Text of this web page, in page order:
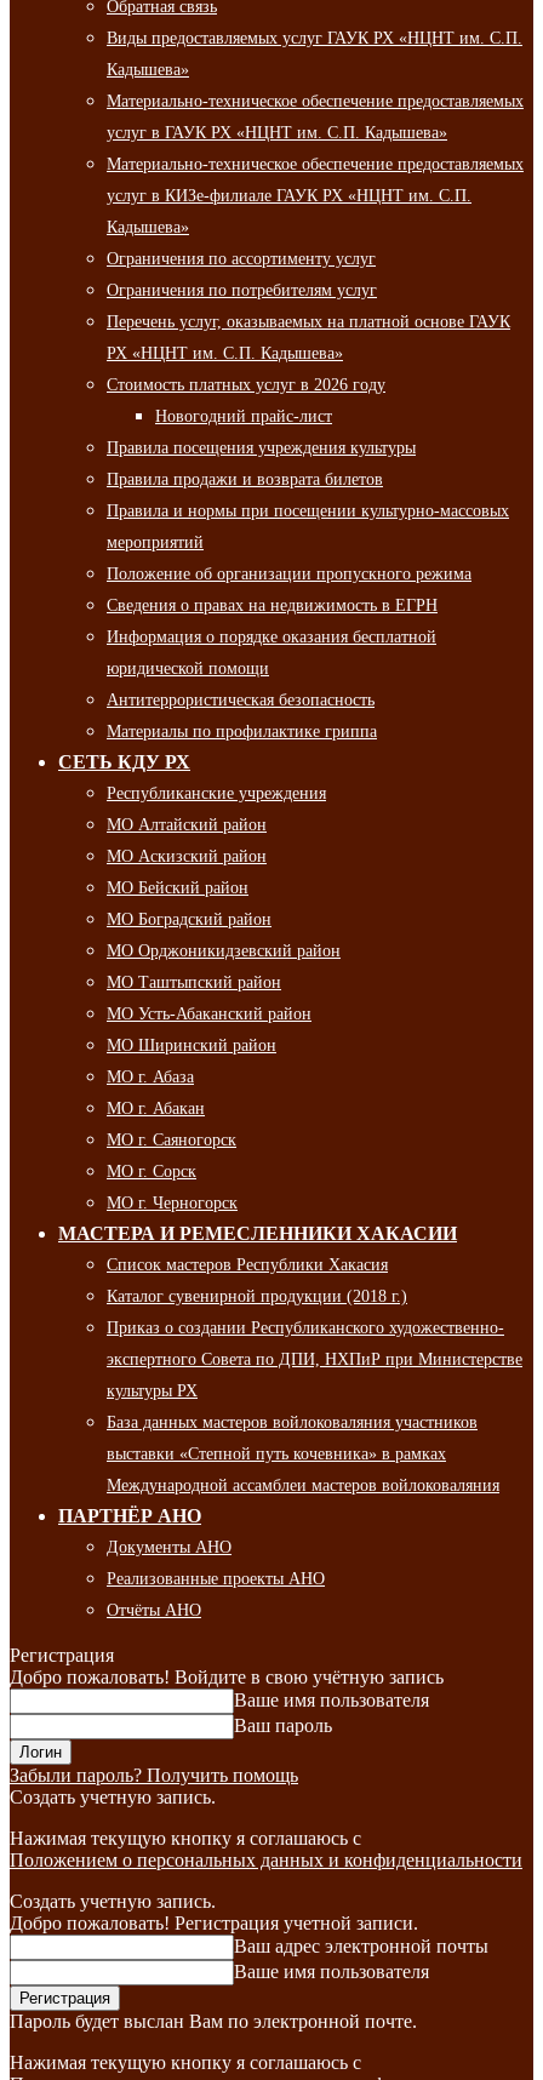
Обратная связь
Виды предоставляемых услуг ГАУК РХ «НЦНТ им. С.П.
Кадышева»
Материально-техническое обеспечение предоставляемых
услуг в ГАУК РХ «НЦНТ им. С.П. Кадышева»
Материально-техническое обеспечение предоставляемых
услуг в КИЗе-филиале ГАУК РХ «НЦНТ им. С.П.
Кадышева»
Ограничения по ассортименту услуг
Ограничения по потребителям услуг
Перечень услуг, оказываемых на платной основе ГАУК
РХ «НЦНТ им. С.П. Кадышева»
Стоимость платных услуг в 2026 году
Новогодний прайс-лист
Правила посещения учреждения культуры
Правила продажи и возврата билетов
Правила и нормы при посещении культурно-массовых
мероприятий
Положение об организации пропускного режима
Сведения о правах на недвижимость в ЕГРН
Информация о порядке оказания бесплатной
юридической помощи
Антитеррористическая безопасность
Материалы по профилактике гриппа
СЕТЬ КДУ РХ
Республиканские учреждения
МО Алтайский район
МО Аскизский район
МО Бейский район
МО Боградский район
МО Орджоникидзевский район
МО Таштыпский район
МО Усть-Абаканский район
МО Ширинский район
МО г. Абаза
МО г. Абакан
МО г. Саяногорск
МО г. Сорск
МО г. Черногорск
МАСТЕРА И РЕМЕСЛЕННИКИ ХАКАСИИ
Список мастеров Республики Хакасия
Каталог сувенирной продукции (2018 г.)
Приказ о создании Республиканского художественно-
экспертного Совета по ДПИ, НХПиР при Министерстве
культуры РХ
База данных мастеров войлоковаляния участников
выставки «Степной путь кочевника» в рамках
Международной ассамблеи мастеров войлоковаляния
ПАРТНЁР АНО
Документы АНО
Реализованные проекты АНО
Отчёты АНО
Регистрация
Добро пожаловать! Войдите в свою учётную запись
Ваше имя пользователя
Ваш пароль
Забыли пароль? Получить помощь
Создать учетную запись.
Нажимая текущую кнопку я соглашаюсь с
Положением о персональных данных и конфиденциальности
Создать учетную запись.
Добро пожаловать! Регистрация учетной записи.
Ваш адрес электронной почты
Ваше имя пользователя
Пароль будет выслан Вам по электронной почте.
Нажимая текущую кнопку я соглашаюсь с